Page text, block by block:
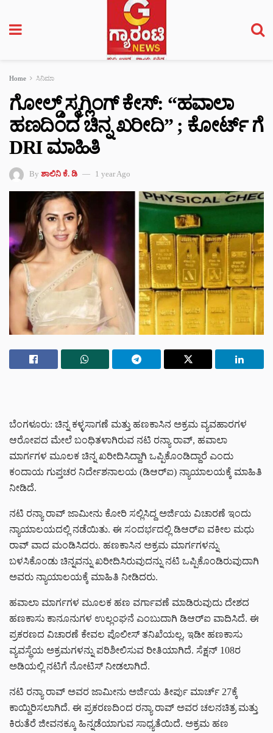
Home ಸಿನಿಮಾ
ಗೋಲ್ಡ್​ ಸ್ಮಗ್ಲಿಂಗ್ ಕೇಸ್‌: “ಹವಾಲಾ
ಹಣದಿಂದ ಚಿನ್ನ ಖರೀದಿ” ; ಕೋರ್ಟ್ ಗೆ
DRI ಮಾಹಿತಿ
By ಶಾಲಿನಿ ಕೆ. ಡಿ 1 year Ago
ಬೆಂಗಳೂರು: ಚಿನ್ನ ಕಳ್ಳಸಾಗಣೆ ಮತ್ತು ಹಣಕಾಸಿನ ಅಕ್ರಮ ವ್ಯವಹಾರಗಳ
ಆರೋಪದ ಮೇಲೆ ಬಂಧಿತಳಾಗಿರುವ ನಟಿ ರನ್ಯಾ ರಾವ್, ಹವಾಲಾ
ಮಾರ್ಗಗಳ ಮೂಲಕ ಚಿನ್ನ ಖರೀದಿಸಿದ್ದಾಗಿ ಒಪ್ಪಿಕೊಂಡಿದ್ದಾರೆ ಎಂದು
ಕಂದಾಯ ಗುಪ್ತಚರ ನಿರ್ದೇಶನಾಲಯ (ಡಿಆರ್‌ಐ) ನ್ಯಾಯಾಲಯಕ್ಕೆ ಮಾಹಿತಿ
ನೀಡಿದೆ.
ನಟಿ ರನ್ಯಾ ರಾವ್ ಜಾಮೀನು ಕೋರಿ ಸಲ್ಲಿಸಿದ್ದ ಅರ್ಜಿಯ ವಿಚಾರಣೆ ಇಂದು
ನ್ಯಾಯಾಲಯದಲ್ಲಿ ನಡೆಯಿತು. ಈ ಸಂದರ್ಭದಲ್ಲಿ ಡಿಆರ್‌ಐ ವಕೀಲ ಮಧು
ರಾವ್ ವಾದ ಮಂಡಿಸಿದರು. ಹಣಕಾಸಿನ ಅಕ್ರಮ ಮಾರ್ಗಗಳನ್ನು
ಬಳಸಿಕೊಂಡು ಚಿನ್ನವನ್ನು ಖರೀದಿಸಿರುವುದನ್ನು ನಟಿ ಒಪ್ಪಿಕೊಂಡಿರುವುದಾಗಿ
ಅವರು ನ್ಯಾಯಾಲಯಕ್ಕೆ ಮಾಹಿತಿ ನೀಡಿದರು.
ಹವಾಲಾ ಮಾರ್ಗಗಳ ಮೂಲಕ ಹಣ ವರ್ಗಾವಣೆ ಮಾಡಿರುವುದು ದೇಶದ
ಹಣಕಾಸು ಕಾನೂನುಗಳ ಉಲ್ಲಂಘನೆ ಎಂಬುದಾಗಿ ಡಿಆರ್‌ಐ ವಾದಿಸಿದೆ. ಈ
ಪ್ರಕರಣದ ವಿಚಾರಣೆ ಕೇವಲ ಪೊಲೀಸ್ ತನಿಖೆಯಲ್ಲ, ಇಡೀ ಹಣಕಾಸು
ವ್ಯವಸ್ಥೆಯ ಅಕ್ರಮಗಳನ್ನು ಪರಿಶೀಲಿಸುವ ರೀತಿಯಾಗಿದೆ. ಸೆಕ್ಷನ್ 108ರ
ಅಡಿಯಲ್ಲಿ ನಟಿಗೆ ನೋಟಿಸ್ ನೀಡಲಾಗಿದೆ.
ನಟಿ ರನ್ಯಾ ರಾವ್ ಅವರ ಜಾಮೀನು ಅರ್ಜಿಯ ತೀರ್ಪು ಮಾರ್ಚ್ 27ಕ್ಕೆ
ಕಾಯ್ದಿರಿಸಲಾಗಿದೆ. ಈ ಪ್ರಕರಣದಿಂದ ರನ್ಯಾ ರಾವ್ ಅವರ ಚಲನಚಿತ್ರ ಮತ್ತು
ಕಿರುತೆರೆ ಜೀವನಕ್ಕೂ ಹಿನ್ನಡೆಯಾಗುವ ಸಾಧ್ಯತೆಯಿದೆ. ಅಕ್ರಮ ಹಣ